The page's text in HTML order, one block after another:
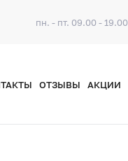
пн. - пт. 09.00 -
ОТЗЫВЫ АКЦИИ